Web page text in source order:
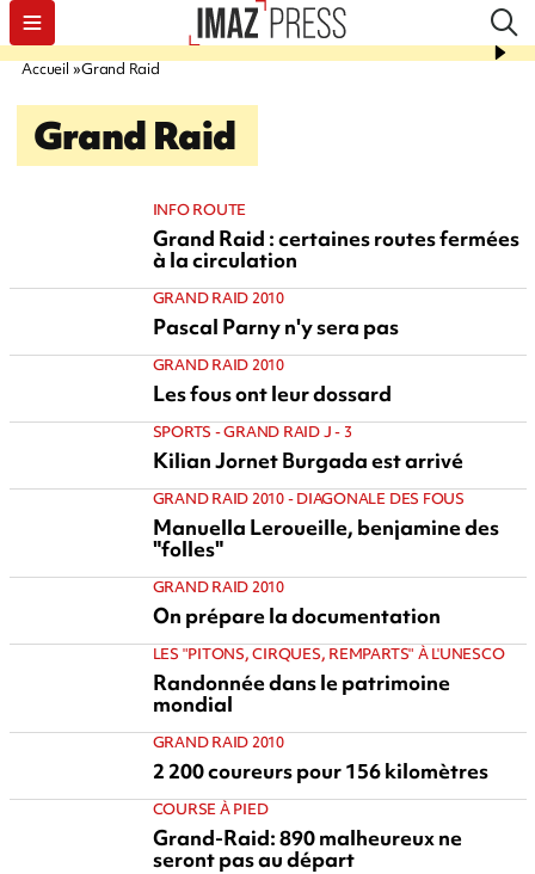
Accueil Grand Raid
Grand Raid
INFO ROUTE
Grand Raid : certaines routes fermées
à la circulation
GRAND RAID 2010
Pascal Parny n'y sera pas
GRAND RAID 2010
Les fous ont leur dossard
SPORTS - GRAND RAID J - 3
Kilian Jornet Burgada est arrivé
GRAND RAID 2010 - DIAGONALE DES FOUS
Manuella Leroueille, benjamine des
"folles"
GRAND RAID 2010
On prépare la documentation
LES "PITONS, CIRQUES, REMPARTS" À L'UNESCO
Randonnée dans le patrimoine
mondial
GRAND RAID 2010
2 200 coureurs pour 156 kilomètres
COURSE À PIED
Grand-Raid: 890 malheureux ne
seront pas au départ